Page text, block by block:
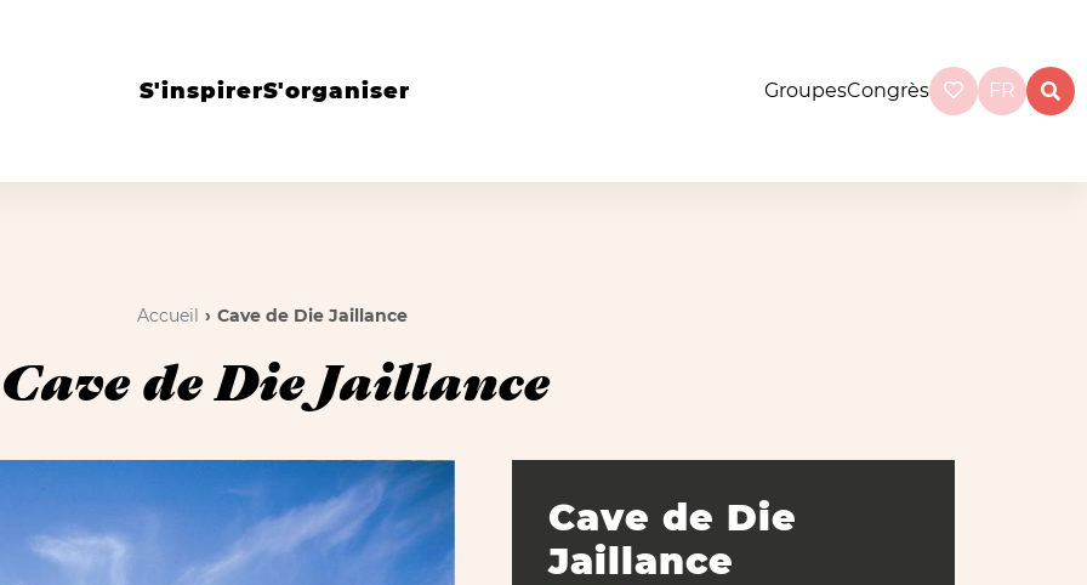
S'inspirerS'organiser GroupesCongrès FR
Accueil Cave de Die Jaillance
de Die Jaillance
Cave de Die
Jaillance